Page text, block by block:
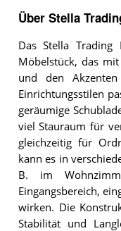
Über Stella
Das Stella
Möbelstück, das
und den
Einrichtungsstilen
geräumige
viel Stauraum für
gleichzeitig für
kann es in
B. im
Eingangsbereich,
wirken. Die
Stabilität und